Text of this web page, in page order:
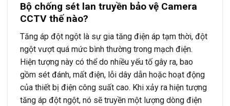
Bộ chống sét lan truyền bảo vệ Camera
CCTV thế nào?
Tăng áp đột ngột là sự gia tăng điện áp tạm thời, đột
ngột vượt quá mức bình thường trong mạch điện.
Hiện tượng này có thể do nhiều yếu tố gây ra, bao
gồm sét đánh, mất điện, lỗi dây dẫn hoặc hoạt động
của thiết bị điện công suất cao. Khi xảy ra hiện tượng
tăng áp đột ngột, nó sẽ truyền một lượng dòng điện